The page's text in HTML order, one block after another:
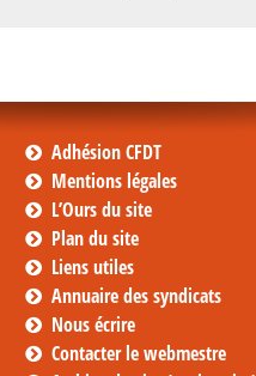
Adhésion CFDT
Mentions légales
L’Ours du site
Plan du site
Liens utiles
Annuaire des syndicats
Nous écrire
Contacter le webmestre